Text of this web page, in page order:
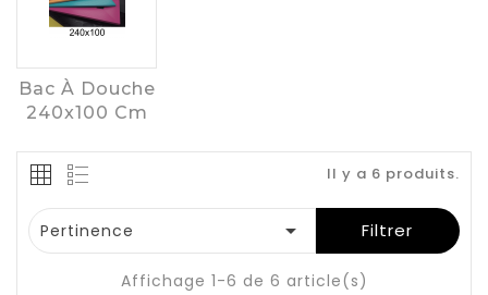
Bac À Douche
240x100 Cm
Il y a 6 produits.
Pertinence  Filtrer
Affichage 1-6 de 6 article(s)